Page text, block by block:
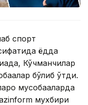
спорт
ёдда
Кўчманчилар
бўлиб ўтди.
мусобақаларда
мухбири